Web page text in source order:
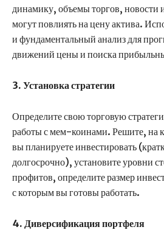
динамику, объемы торгов, новости
могут повлиять на цену актива.
и фундаментальный анализ для
движений цены и поиска
3. Установка стратегии
Определите свою торговую
работы с мем-коинами. Решите, на
вы планируете инвестировать
долгосрочно), установите уровни
профитов, определите размер
с которым вы готовы работать.
4. Диверсификация портфеля